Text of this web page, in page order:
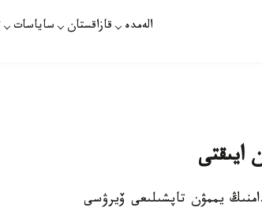
الەمدە قازاقستان ساياسات
ايىقتى
يممۋن تاپشىلىعى ۆيرۋسى